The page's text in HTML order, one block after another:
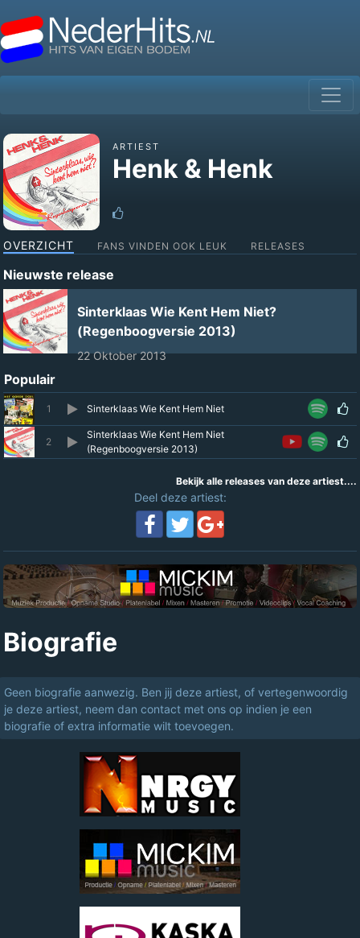
ARTIEST
Henk & Henk
OVERZICHT FANS VINDEN OOK LEUK RELEASES
Nieuwste release
Sinterklaas Wie Kent Hem Niet?
(Regenboogversie 2013)
22 Oktober 2013
Populair
1 Sinterklaas Wie Kent Hem Niet
2
Sinterklaas Wie Kent Hem Niet
(Regenboogversie 2013)
Bekijk alle releases van deze artiest....
Deel deze artiest:
Biografie
Geen biografie aanwezig. Ben jij deze artiest, of vertegenwoordig
je deze artiest, neem dan contact met ons op indien je een
biografie of extra informatie wilt toevoegen.